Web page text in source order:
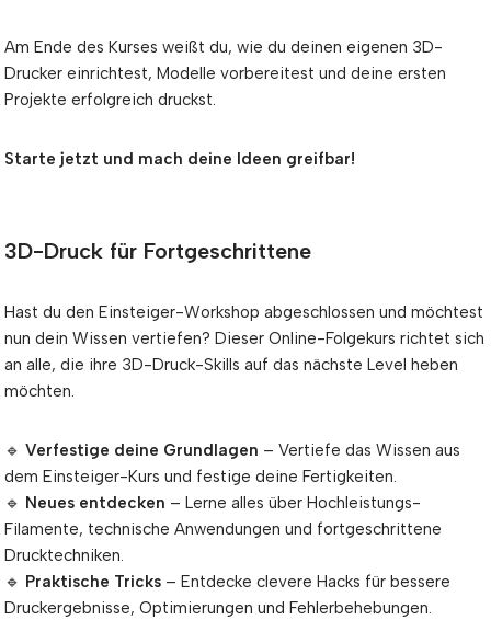
Am Ende des Kurses weißt du, wie du deinen eigenen 3D-
Drucker einrichtest, Modelle vorbereitest und deine ersten
Projekte erfolgreich druckst.
Starte jetzt und mach deine Ideen greifbar!
3D-Druck für Fortgeschrittene
Hast du den Einsteiger-Workshop abgeschlossen und möchtest
nun dein Wissen vertiefen? Dieser Online-Folgekurs richtet sich
an alle, die ihre 3D-Druck-Skills auf das nächste Level heben
möchten.
🔹Verfestige deine Grundlagen – Vertiefe das Wissen aus
dem Einsteiger-Kurs und festige deine Fertigkeiten.
🔹 Neues entdecken – Lerne alles über Hochleistungs-
Filamente, technische Anwendungen und fortgeschrittene
Drucktechniken.
🔹 Praktische Tricks – Entdecke clevere Hacks für bessere
Druckergebnisse, Optimierungen und Fehlerbehebungen.